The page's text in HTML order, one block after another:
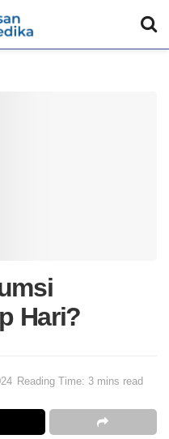
Hari?
Reading Time: 3 mins read